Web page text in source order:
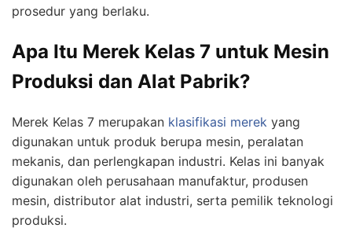
prosedur yang berlaku.
Apa Itu Merek Kelas 7 untuk Mesin
Produksi dan Alat Pabrik?
Merek Kelas 7 merupakan klasifikasi merek yang
digunakan untuk produk berupa mesin, peralatan
mekanis, dan perlengkapan industri. Kelas ini banyak
digunakan oleh perusahaan manufaktur, produsen
mesin, distributor alat industri, serta pemilik teknologi
produksi.